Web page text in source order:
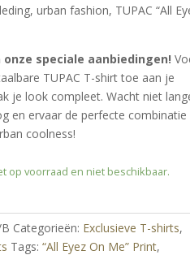
urban fashion, TUPAC “All
speciale aanbiedingen!
TUPAC T-shirt toe aan je
je look compleet. Wacht niet
en ervaar de perfecte combinatie
coolness!
op voorraad en niet beschikbaar.
Categorieën: Exclusieve T-shirts,
Tags:“All Eyez On Me” Print,